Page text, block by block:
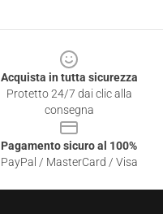
Acquista in tutta sicurezza
Protetto 24/7 dai clic alla
consegna
Pagamento sicuro al 100%
PayPal / MasterCard / Visa